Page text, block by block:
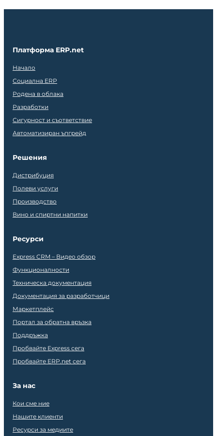
Платформа ERP.net
Начало
Социална ERP
Родена в облака
Разработки
Сигурност и съответствие
Автоматизиран ъпгрейд
Решения
Дистрибуция
Полеви услуги
Производство
Вино и спиртни напитки
Ресурси
Express CRM – Видео обзор
Функционалности
Техническа документация
Документация за разработчици
Маркетплейс
Портал за обратна връзка
Поддръжка
Пробвайте Express сега
Пробвайте ERP.net сега
За нас
Кои сме ние
Нашите клиенти
Ресурси за медиите